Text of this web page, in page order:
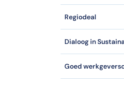
Regiodeal
Dialoog in
Goed